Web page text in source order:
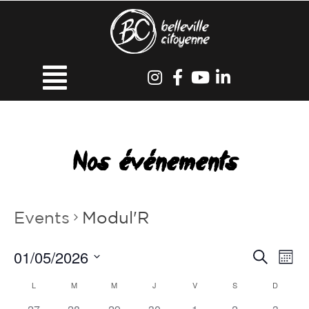
Nos événements
Events Modul'R
Events
Search
01/05/2026
date.
Calendar
L M M J V S D